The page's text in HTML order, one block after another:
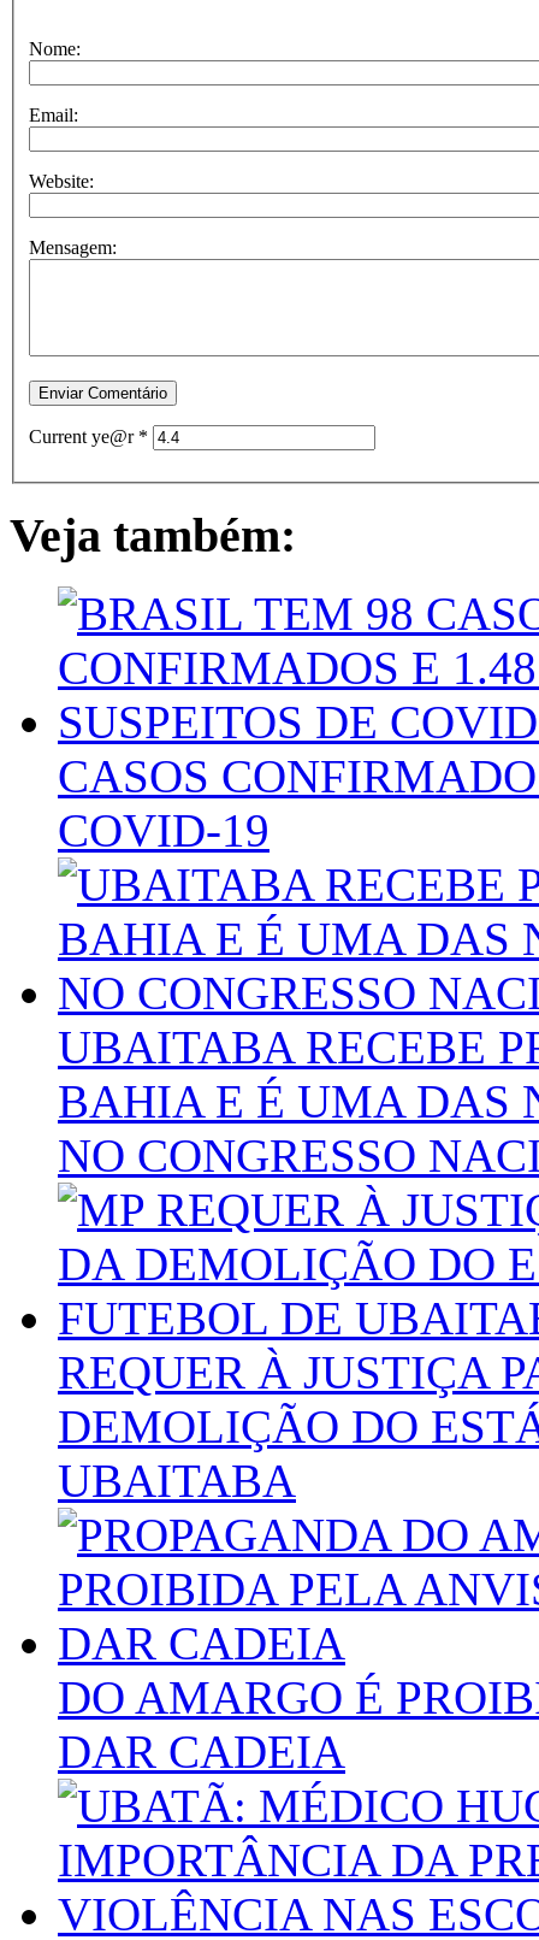
Nome:
Email:
Website:
Mensagem:
Current ye@r *
Veja também:
CASOS
COVID-19
UBAITABA RECEBE
BAHIA E É UMA DAS
NO CONGRESSO
REQUER À JUSTIÇA
DEMOLIÇÃO DO
UBAITABA
DO AMARGO É
DAR CADEIA